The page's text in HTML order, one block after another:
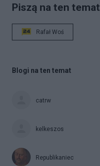
Piszą na ten temat
Rafał Woś
Blogi na ten temat
catrw
kelkeszos
Republikaniec